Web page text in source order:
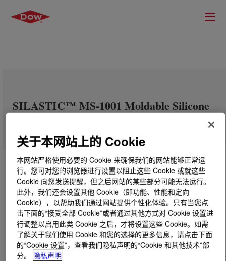
SILASTIC™ MS-1001 Moldable Silicone
什么是SILASTIC™ MS-1001 Moldable Silicone?
关于本网站上的 Cookie
本网站严格使用必要的 Cookie 来确保我们的网站能够正常运
行。您可对您的浏览器进行设置以阻止这些 Cookie 或就这些
Cookie 向您发送提醒，但之后网站的某些部分可能无法运行。
此外，我们还会设置其他 Cookie（即功能、性能和定向
Cookie），以帮助我们通过网站提供个性化体验。只有当您点
击下面的“接受全部 Cookie”或者通过其他方式对 Cookie 设置进
行调整以启用此类 Cookie 之后，才将设置这些 Cookie。如需
了解关于我们使用 Cookie 和您的选择的更多信息，请点击下面
的“Cookie 设置”，查看我们隐私声明的“Cookie 和其他技术”部
分。
隐私声明